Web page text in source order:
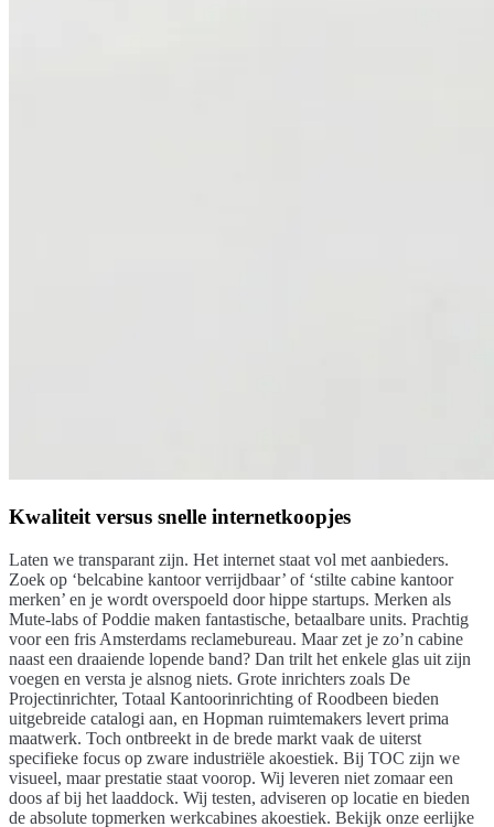
Kwaliteit versus snelle internetkoopjes
Laten we transparant zijn. Het internet staat vol met aanbieders.
Zoek op ‘belcabine kantoor verrijdbaar’ of ‘stilte cabine kantoor
merken’ en je wordt overspoeld door hippe startups. Merken als
Mute-labs of Poddie maken fantastische, betaalbare units. Prachtig
voor een fris Amsterdams reclamebureau. Maar zet je zo’n cabine
naast een draaiende lopende band? Dan trilt het enkele glas uit zijn
voegen en versta je alsnog niets. Grote inrichters zoals De
Projectinrichter, Totaal Kantoorinrichting of Roodbeen bieden
uitgebreide catalogi aan, en Hopman ruimtemakers levert prima
maatwerk. Toch ontbreekt in de brede markt vaak de uiterst
specifieke focus op zware industriële akoestiek. Bij TOC zijn we
visueel, maar prestatie staat voorop. Wij leveren niet zomaar een
doos af bij het laaddock. Wij testen, adviseren op locatie en bieden
de absolute topmerken werkcabines akoestiek. Bekijk onze eerlijke